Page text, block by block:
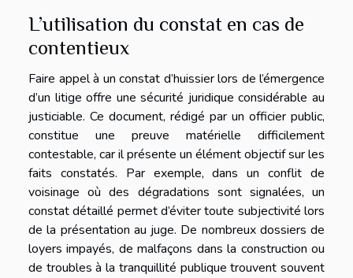
L’utilisation du constat en cas de
contentieux
Faire appel à un constat d’huissier lors de l’émergence
d’un litige offre une sécurité juridique considérable au
justiciable. Ce document, rédigé par un officier public,
constitue une preuve matérielle difficilement
contestable, car il présente un élément objectif sur les
faits constatés. Par exemple, dans un conflit de
voisinage où des dégradations sont signalées, un
constat détaillé permet d’éviter toute subjectivité lors
de la présentation au juge. De nombreux dossiers de
loyers impayés, de malfaçons dans la construction ou
de troubles à la tranquillité publique trouvent souvent